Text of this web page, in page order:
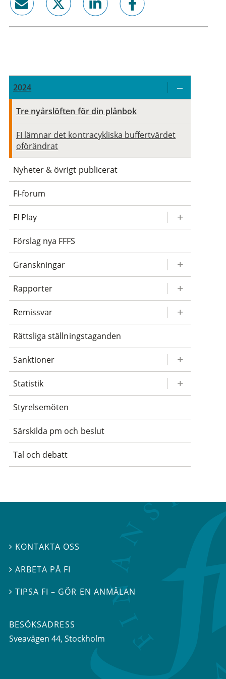
2024
Tre nyårslöften för din plånbok
FI lämnar det kontracykliska buffertvärdet
oförändrat
Nyheter & övrigt publicerat
FI-forum
FI Play
Förslag nya FFFS
Granskningar
Rapporter
Remissvar
Rättsliga ställningstaganden
Sanktioner
Statistik
Styrelsemöten
Särskilda pm och beslut
Tal och debatt
 KONTAKTA OSS
 ARBETA PÅ FI
TIPSA FI – GÖR EN ANMÄLAN
BESÖKSADRESS
Sveavägen 44, Stockholm